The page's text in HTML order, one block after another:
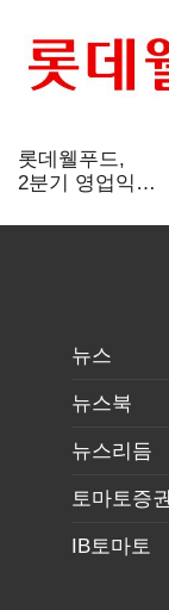
롯데웰푸드,
2분기 영업익
사업이 실적 견
뉴스
뉴스북
뉴스리듬
토마토증
IB토마토